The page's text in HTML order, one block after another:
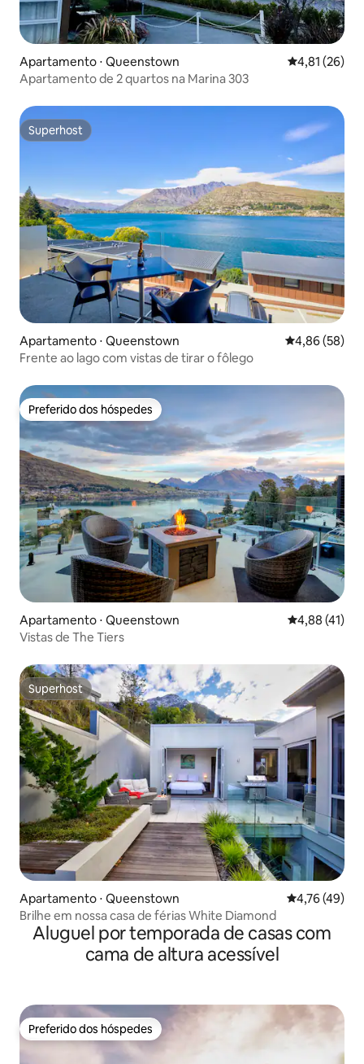
Apartamento ⋅ Queenstown 4,81 de uma
4,81 (26)
Apartamento de 2 quartos na Marina 303
Superhost
Superhost
Apartamento ⋅ Queenstown 4,86 de uma
4,86 (58)
Frente ao lago com vistas de tirar o fôlego
Preferido dos hóspedes
Preferido dos hóspedes
Apartamento ⋅ Queenstown 4,88 de uma
4,88 (41)
Vistas de The Tiers
Superhost
Superhost
Apartamento ⋅ Queenstown 4,76 de uma
4,76 (49)
Brilhe em nossa casa de férias White Diamond
Aluguel por temporada de casas com
cama de altura acessível
Preferido dos hóspedes
Preferido dos hóspedes